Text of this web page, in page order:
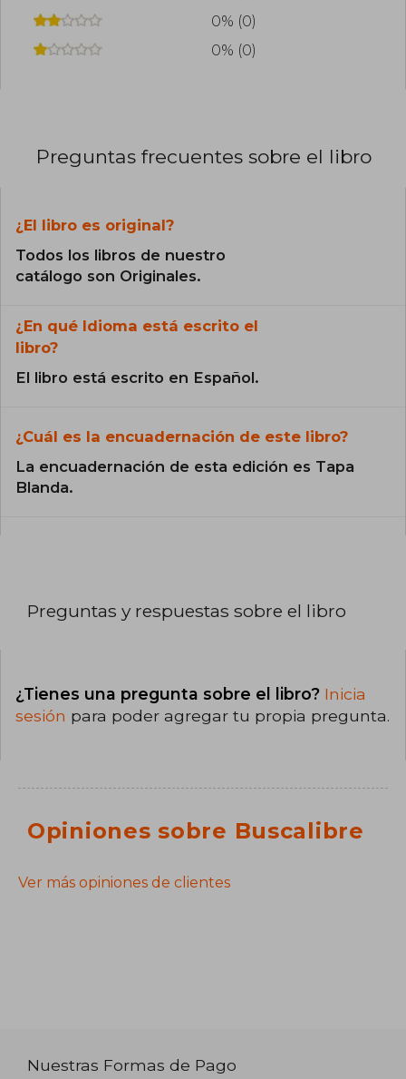
0% (0)
0% (0)
Preguntas frecuentes sobre el libro
¿El libro es original?
Todos los libros de nuestro
catálogo son Originales.
¿En qué Idioma está escrito el
libro?
El libro está escrito en Español.
¿Cuál es la encuadernación de este libro?
La encuadernación de esta edición es Tapa
Blanda.
Preguntas y respuestas sobre el libro
¿Tienes una pregunta sobre el libro? Inicia
sesión para poder agregar tu propia pregunta.
Opiniones sobre Buscalibre
Ver más opiniones de clientes
Nuestras Formas de Pago